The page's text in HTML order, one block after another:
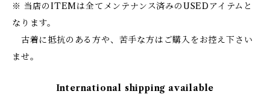
※ 当店のITEMは全てメンテナンス済みのUSEDアイテムと
なります。
古着に抵抗のある方や、苦手な方はご購入をお控え下さい
ませ。
International shipping available